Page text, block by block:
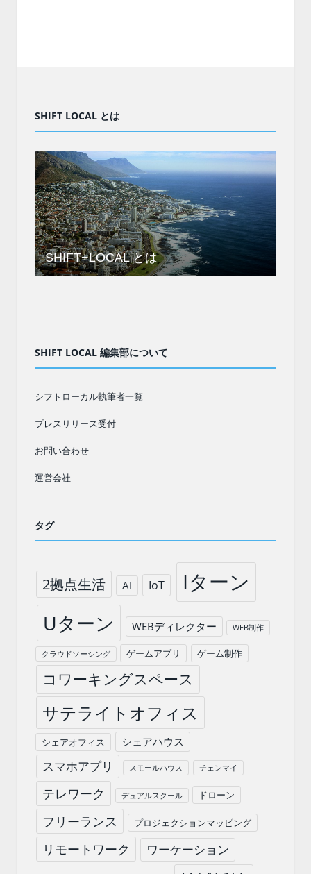
SHIFT LOCAL とは
SHIFT+LOCAL とは
SHIFT LOCAL 編集部について
シフトローカル執筆者一覧
プレスリリース受付
お問い合わせ
運営会社
タグ
2拠点生活 AI IoT Iターン
Uターン WEBディレクター WEB制作
クラウドソーシング ゲームアプリ ゲーム制作
コワーキングスペース
サテライトオフィス
シェアオフィス シェアハウス
スマホアプリ スモールハウス チェンマイ
テレワーク デュアルスクール ドローン
フリーランス プロジェクションマッピング
リモートワーク ワーケーション